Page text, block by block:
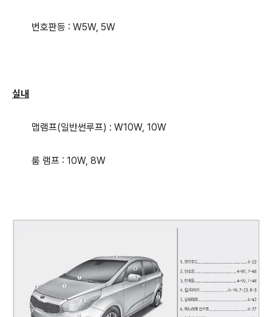
번호판등 : W5W, 5W
실내
맵램프(일반썬루프) : W10W, 10W
룸 램프 : 10W, 8W